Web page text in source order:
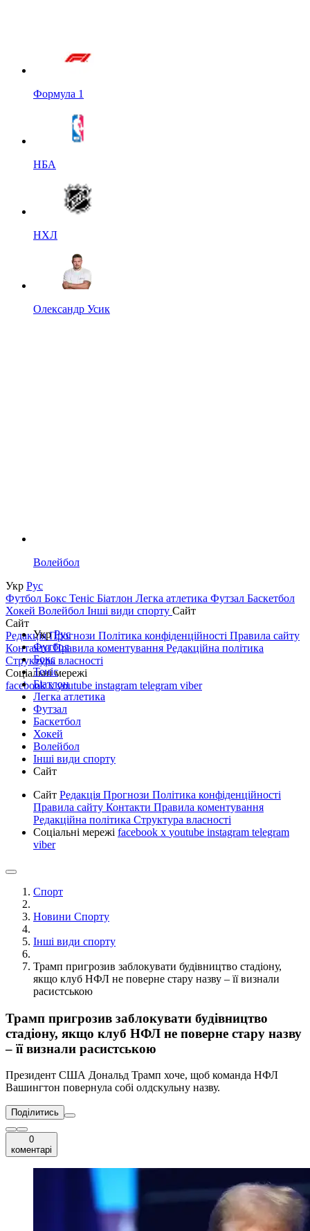
Формула 1
НБА
НХЛ
Олександр Усик
Волейбол
Укр Рус
Футбол Бокс Теніс Біатлон Легка атлетика Футзал Баскетбол
Хокей Волейбол Інші види спорту Сайт
Сайт
РедакціяПрогнози Політика конфіденційності Правила сайту
КонтактиПравила коментування Редакційна політика
Структура власності
Соціальні мережі
facebookxyoutube instagram telegram viber
УкрРус
Футбол
Бокс
Теніс
Біатлон
Легка атлетика
Футзал
Баскетбол
Хокей
Волейбол
Інші види спорту
Сайт
Сайт Редакція Прогнози Політика конфіденційності
Правила сайту Контакти Правила коментування
Редакційна політика Структура власності
Соціальні мережі facebook x youtube instagram telegram
viber
Спорт
Новини Спорту
Інші види спорту
Трамп пригрозив заблокувати будівництво стадіону,
якщо клуб НФЛ не поверне стару назву – її визнали
расистською
Трамп пригрозив заблокувати будівництво
стадіону, якщо клуб НФЛ не поверне стару назву
– її визнали расистською
Президент США Дональд Трамп хоче, щоб команда НФЛ
Вашингтон повернула собі олдскульну назву.
Поділитись
0
коментарі